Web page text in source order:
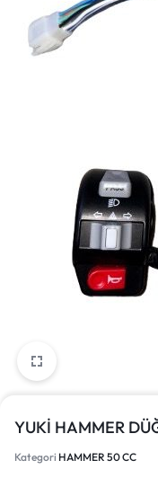
YUKİ HAMMER
Kategori HAMMER 50 CC